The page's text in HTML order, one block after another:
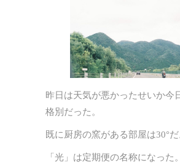
昨日は天気が悪かったせいか今
格別だった。
既に厨房の窯がある部屋は30°だ
「光」は定期便の名称になった。